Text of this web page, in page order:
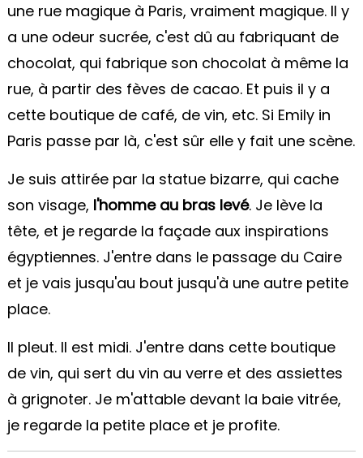
une rue magique à Paris, vraiment magique. Il y
a une odeur sucrée, c'est dû au fabriquant de
chocolat, qui fabrique son chocolat à même la
rue, à partir des fèves de cacao. Et puis il y a
cette boutique de café, de vin, etc. Si Emily in
Paris passe par là, c'est sûr elle y fait une scène.
Je suis attirée par la statue bizarre, qui cache
son visage, l'homme au bras levé. Je lève la
tête, et je regarde la façade aux inspirations
égyptiennes. J'entre dans le passage du Caire
et je vais jusqu'au bout jusqu'à une autre petite
place.
Il pleut. Il est midi. J'entre dans cette boutique
de vin, qui sert du vin au verre et des assiettes
à grignoter. Je m'attable devant la baie vitrée,
je regarde la petite place et je profite.